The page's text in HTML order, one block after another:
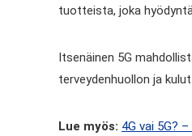
tuotteista, joka
Itsenäinen 5G
terveydenhuollon ja
Lue myös: 4G vai 5G?